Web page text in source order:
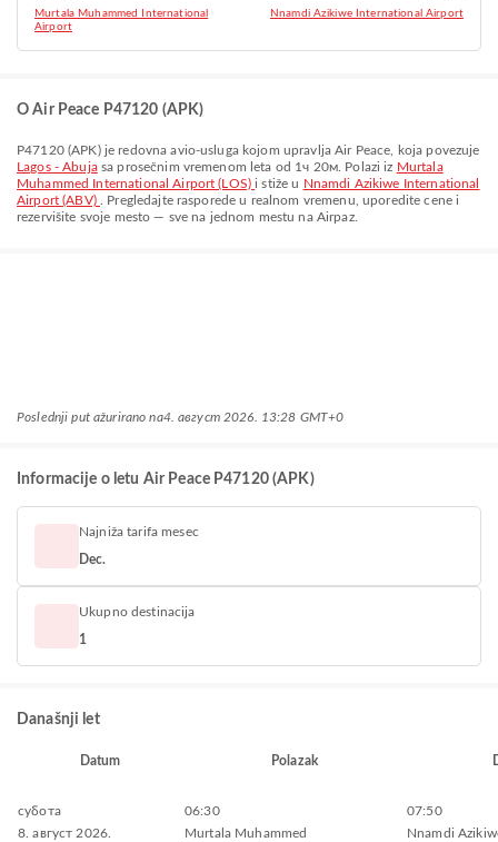
Murtala Muhammed International
Airport
Nnamdi Azikiwe International Airport
O Air Peace P47120 (APK)
P47120(APK) je redovna avio-usluga kojom upravljaAir Peace , koja povezuje
Lagos - Abujasa prosečnim vremenom leta od 1ч 20м . Polazi iz Murtala
Muhammed International Airport (LOS)i stiže u Nnamdi Azikiwe International
Airport (ABV)
. Pregledajte rasporede u realnom vremenu, uporedite cene i
rezervišite svoje mesto — sve na jednom mestu na Airpaz.
Poslednji put ažurirano na4. август 2026. 13:28 GMT+0
Informacije o letu Air Peace P47120 (APK)
Najniža tarifa mesec
Dec.
Ukupno destinacija
1
Današnji let
Datum Polazak
субота
8. август 2026.
06:30
Murtala Muhammed
07:50
Nnamdi